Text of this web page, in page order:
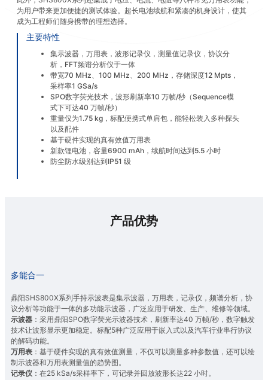
为用户带来更加便捷的测试体验。超长电池续航和紧凑的机身设计，使其
成为工程师们随身携带的理想选择。
主要特性
集示波器，万用表，波形记录仪，测量值记录仪，协议分
析，FFT频谱分析仪于一体
带宽70 MHz、100 MHz、200 MHz，存储深度12 Mpts，
采样率1 GSa/s
SPO数字荧光技术，波形刷新率10 万帧/秒（Sequence模
式下可达40 万帧/秒）
重量仅为1.75 kg，标配便携式单肩包，能轻松装入多种探头
以及配件
基于硬件实现的真有效值万用表
新款锂电池，容量6900 mAh，续航时间达到5.5 小时
防尘防水级别达到IP51 级
产品优势
多能合一
鼎阳SHS800X系列手持示波表是集示波器，万用表，记录仪，频谱分析，协
议分析等功能于一体的多功能示波器，广泛应用于研发、生产、维修等领域。
示波器 ：采用鼎阳SPO数字荧光示波器技术，刷新率达40 万帧/秒，数字触发
技术让波形显示更加稳定。标配5种广泛应用于嵌入式以及汽车行业串行协议
的解码功能。
万用表 ：基于硬件实现的真有效值测量，不仅可以测量多种参数值，还可以绘
制示波器和万用表测量值的趋势图。
记录仪 ：在25 kSa/s采样率下，可记录并回放波形长达22 小时。